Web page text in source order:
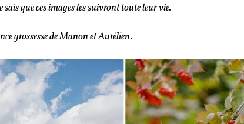
que ces images les suivront toute leur vie.
grossesse de Manon et Aurélien.